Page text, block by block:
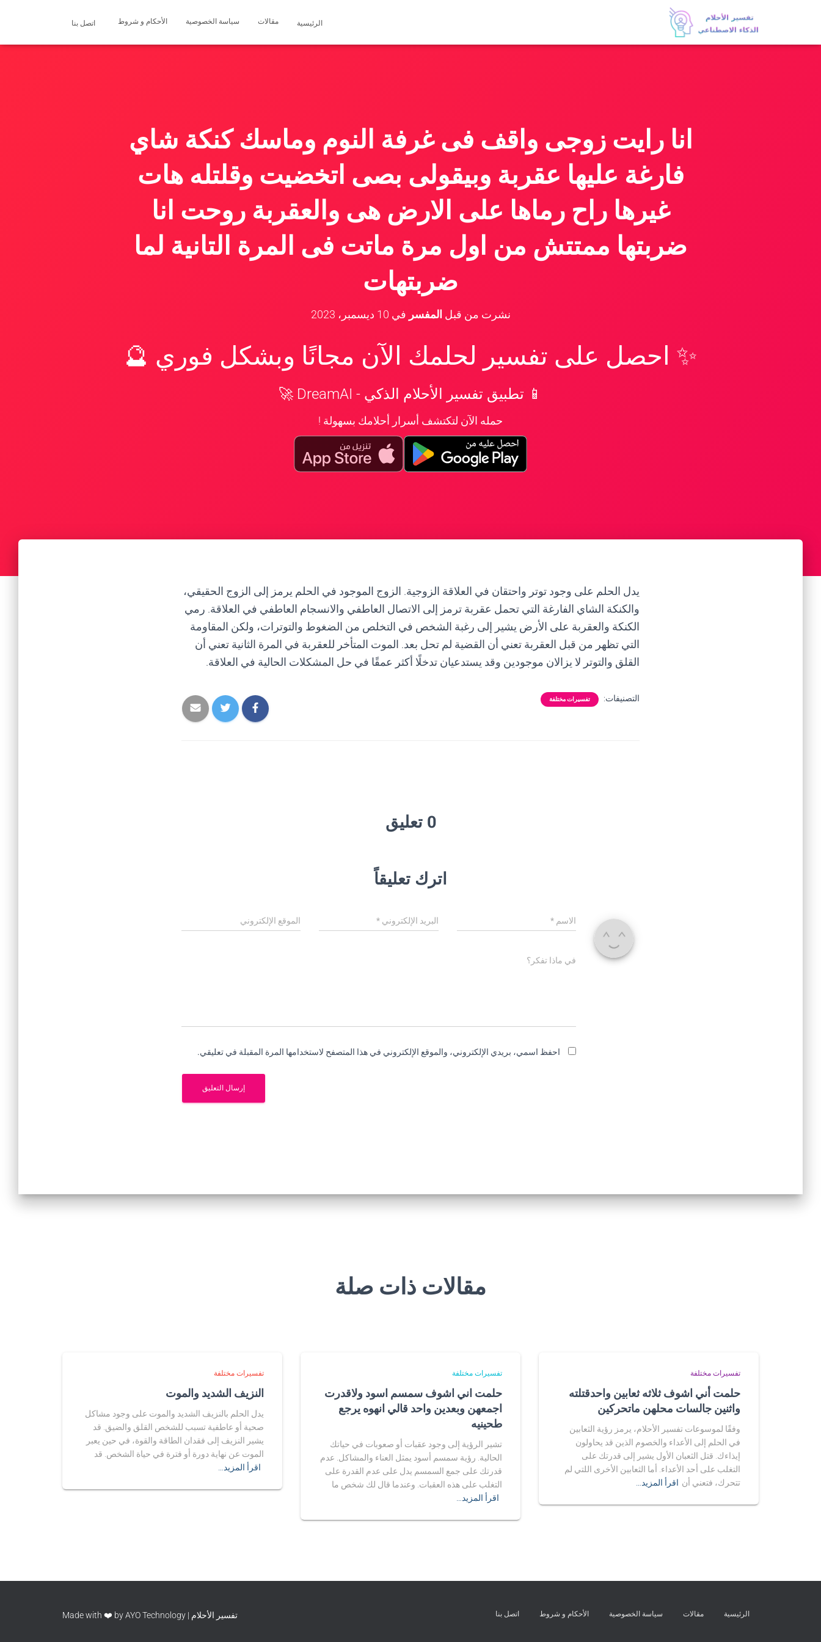
الرئيسية مقالات سياسة الخصوصية الأحكام و شروط اتصل بنا
انا رايت زوجى واقف فى غرفة النوم وماسك كنكة شاي
فارغة عليها عقربة وبيقولى بصى اتخضيت وقلتله هات
غيرها راح رماها على الارض هى والعقربة روحت انا
ضربتها ممتتش من اول مرة ماتت فى المرة التانية لما
ضربتهات
نشرت من قبل المفسر في 10 ديسمبر، 2023
✨ احصل على تفسير لحلمك الآن مجانًا وبشكل فوري 🔮
📱 تطبيق تفسير الأحلام الذكي - DreamAI 🚀
حمله الآن لتكتشف أسرار أحلامك بسهولة !
يدل الحلم على وجود توتر واحتقان في العلاقة الزوجية. الزوج الموجود في الحلم يرمز إلى الزوج الحقيقي،
والكنكة الشاي الفارغة التي تحمل عقربة ترمز إلى الاتصال العاطفي والانسجام العاطفي في العلاقة. رمي
الكنكة والعقربة على الأرض يشير إلى رغبة الشخص في التخلص من الضغوط والتوترات، ولكن المقاومة
التي تظهر من قبل العقربة تعني أن القضية لم تحل بعد. الموت المتأخر للعقربة في المرة الثانية تعني أن
القلق والتوتر لا يزالان موجودين وقد يستدعيان تدخلًا أكثر عمقًا في حل المشكلات الحالية في العلاقة.
التصنيفات: تفسيرات مختلفة
0 تعليق
اترك تعليقاً
الاسم * البريد الإلكتروني* الموقع الإلكتروني
في ماذا تفكر؟
احفظ اسمي، بريدي الإلكتروني، والموقع الإلكتروني في هذا المتصفح لاستخدامها المرة المقبلة في تعليقي.
مقالات ذات صلة
تفسيرات مختلفة
حلمت أني اشوف ثلاثه ثعابين واحدقتلته
واثنين جالسات محلهن ماتحركين
وفقًا لموسوعات تفسير الأحلام، يرمز رؤية الثعابين
في الحلم إلى الأعداء والخصوم الذين قد يحاولون
إيذاءك. قتل الثعبان الأول يشير إلى قدرتك على
التغلب على أحد الأعداء. أما الثعابين الأخرى اللتي لم
تتحرك، فتعني أن اقرأ المزيد…
تفسيرات مختلفة
حلمت اني اشوف سمسم اسود ولاقدرت
اجمعهن وبعدين واحد قالي انهوه يرجع
طحينيه
تشير الرؤية إلى وجود عقبات أو صعوبات في حياتك
الحالية. رؤية سمسم أسود يمثل العناء والمشاكل. عدم
قدرتك على جمع السمسم يدل على عدم القدرة على
التغلب على هذه العقبات. وعندما قال لك شخص ما
اقرأ المزيد…
تفسيرات مختلفة
النزيف الشديد والموت
يدل الحلم بالنزيف الشديد والموت على وجود مشاكل
صحية أو عاطفية تسبب للشخص القلق والضيق. قد
يشير النزيف إلى فقدان الطاقة والقوة، في حين يعبر
الموت عن نهاية دورة أو فترة في حياة الشخص. قد
اقرأ المزيد…
الرئيسية مقالات سياسة الخصوصية الأحكام و شروط اتصل بنا تفسير الأحلام | Made with ❤️ by AYO Technology